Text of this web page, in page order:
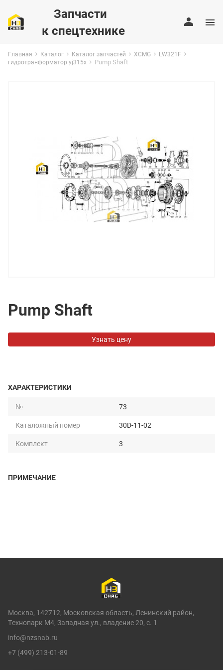
Запчасти
к спецтехнике
Главная Каталог Каталог запчастей XCMG
LW321F
гидротранформатор yj315x
Pump Shaft
Pump Shaft
Узнать цену
ХАРАКТЕРИСТИКИ
№
73
Каталожный номер
30D-11-02
Комплект
3
ПРИМЕЧАНИЕ
Москва, 142712, Московская область, Ленинский район,
Технопарк М4, Западная ул., владение 20, с. 1
info@nzsnab.ru
+7 (499) 213-01-89